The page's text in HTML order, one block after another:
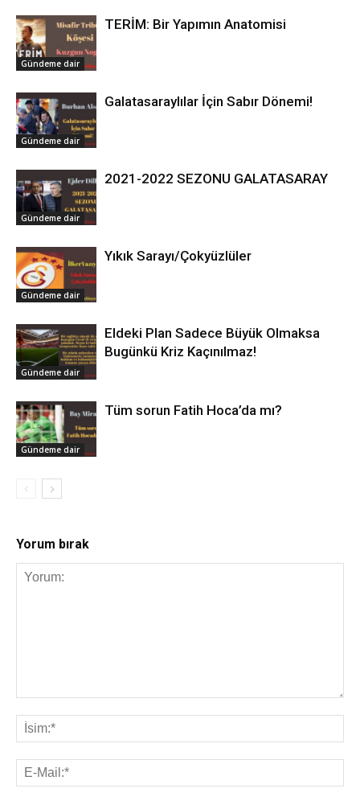
Gündeme dair
TERİM: Bir Yapımın Anatomisi
Gündeme dair
Galatasaraylılar İçin Sabır Dönemi!
Gündeme dair
2021-2022 SEZONU GALATASARAY
Gündeme dair
Yıkık Sarayı/Çokyüzlüler
Gündeme dair
Eldeki Plan Sadece Büyük Olmaksa
Bugünkü Kriz Kaçınılmaz!
Gündeme dair
Tüm sorun Fatih Hoca’da mı?
Yorum bırak